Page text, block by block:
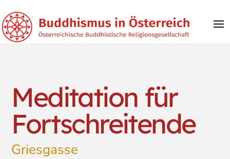
Meditation für
Fortschreitende
Griesgasse